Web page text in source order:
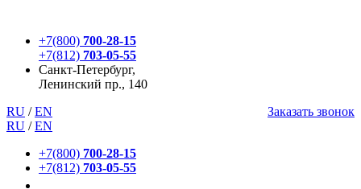
+7(800) 700-28-15
+7(812) 703-05-55
Санкт-Петербург,
Ленинский пр., 140
RU / EN
Заказать звонок
RU / EN
+7(800) 700-28-15
+7(812) 703-05-55